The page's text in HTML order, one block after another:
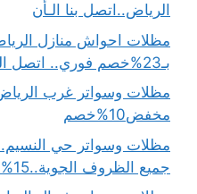
الرياض..اتصل بنا الـأن
مظلات احواش منازل
بـ23%خصم فوري.. اتصل الــأن
مظلات وسواتر غرب
مخفض10%خصم
مظلات وسواتر حي
جميع الظروف الجوية..15%خصم عند الأتصال